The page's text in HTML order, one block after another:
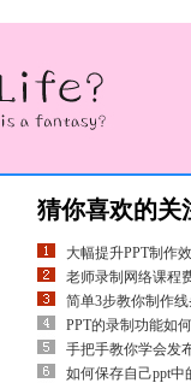
猜你喜欢的关
大幅提升PPT制作
老师录制网络课程
简单3步教你制作
PPT的录制功能如
手把手教你学会发
如何保存自己ppt